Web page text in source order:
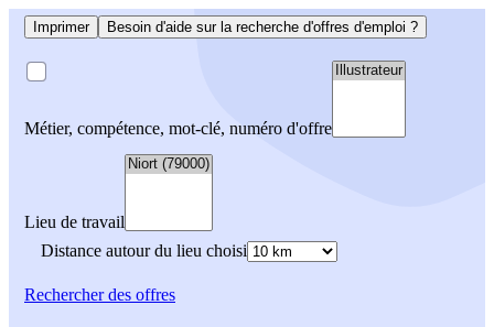
Imprimer Besoin d'aide sur la recherche d'offres d'emploi ?
Métier, compétence, mot-clé, numéro d'offre
Lieu de travail
Distance autour du lieu choisi
Rechercherdes offres